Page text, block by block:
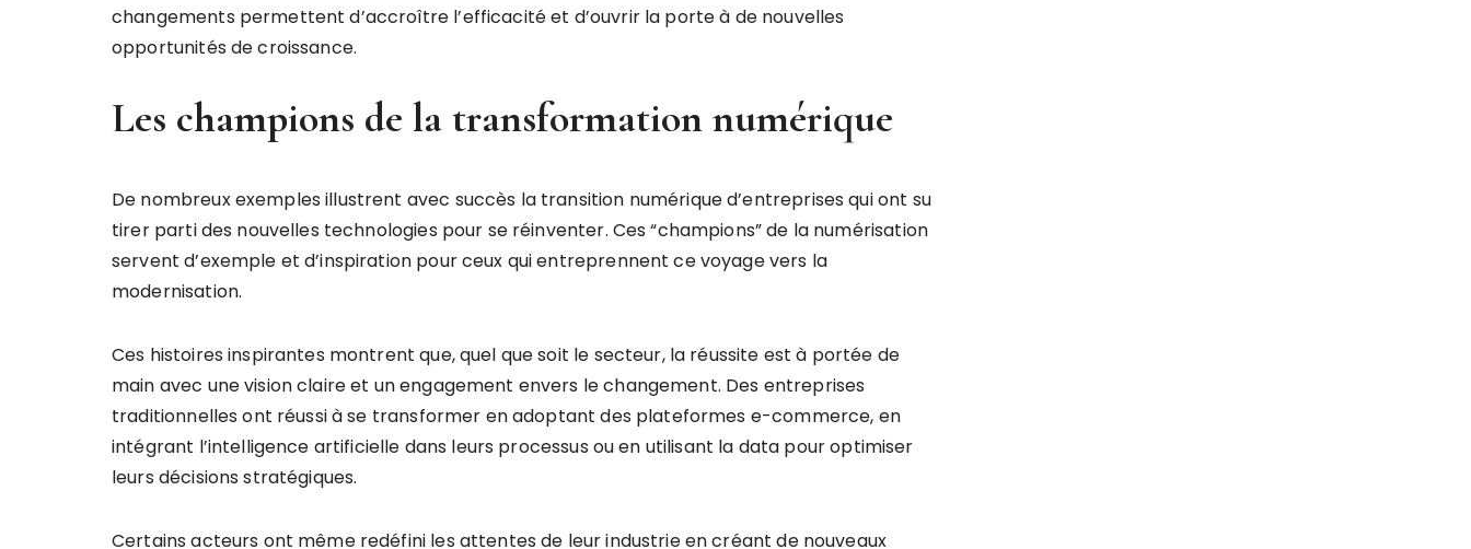
changements permettent d’accroître l’efficacité et d’ouvrir la porte à de nouvelles
opportunités de croissance.
Les champions de la transformation numérique
De nombreux exemples illustrent avec succès la transition numérique d’entreprises qui ont su
tirer parti des nouvelles technologies pour se réinventer. Ces “champions” de la numérisation
servent d’exemple et d’inspiration pour ceux qui entreprennent ce voyage vers la
modernisation.
Ces histoires inspirantes montrent que, quel que soit le secteur, la réussite est à portée de
main avec une vision claire et un engagement envers le changement. Des entreprises
traditionnelles ont réussi à se transformer en adoptant des plateformes e-commerce, en
intégrant l’intelligence artificielle dans leurs processus ou en utilisant la data pour optimiser
leurs décisions stratégiques.
Certains acteurs ont même redéfini les attentes de leur industrie en créant de nouveaux